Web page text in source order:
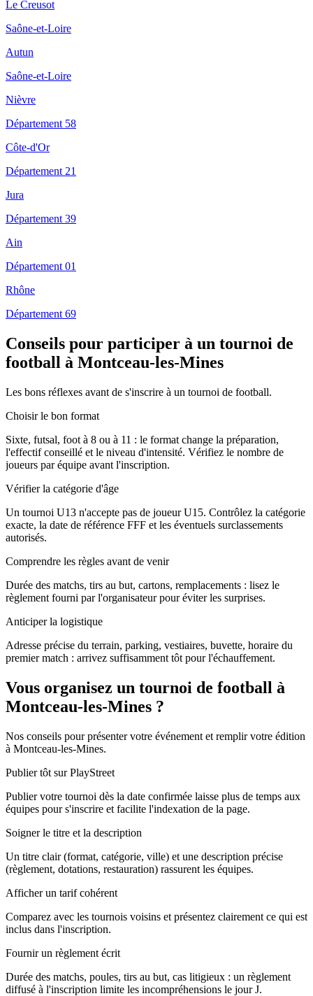
Le Creusot
Saône-et-Loire
Autun
Saône-et-Loire
Nièvre
Département 58
Côte-d'Or
Département 21
Jura
Département 39
Ain
Département 01
Rhône
Département 69
Conseils pour participer à un tournoi de
football à Montceau-les-Mines
Les bons réflexes avant de s'inscrire à un tournoi de football.
Choisir le bon format
Sixte, futsal, foot à 8 ou à 11 : le format change la préparation,
l'effectif conseillé et le niveau d'intensité. Vérifiez le nombre de
joueurs par équipe avant l'inscription.
Vérifier la catégorie d'âge
Un tournoi U13 n'accepte pas de joueur U15. Contrôlez la catégorie
exacte, la date de référence FFF et les éventuels surclassements
autorisés.
Comprendre les règles avant de venir
Durée des matchs, tirs au but, cartons, remplacements : lisez le
règlement fourni par l'organisateur pour éviter les surprises.
Anticiper la logistique
Adresse précise du terrain, parking, vestiaires, buvette, horaire du
premier match : arrivez suffisamment tôt pour l'échauffement.
Vous organisez un tournoi de football à
Montceau-les-Mines ?
Nos conseils pour présenter votre événement et remplir votre édition
à Montceau-les-Mines.
Publier tôt sur PlayStreet
Publier votre tournoi dès la date confirmée laisse plus de temps aux
équipes pour s'inscrire et facilite l'indexation de la page.
Soigner le titre et la description
Un titre clair (format, catégorie, ville) et une description précise
(règlement, dotations, restauration) rassurent les équipes.
Afficher un tarif cohérent
Comparez avec les tournois voisins et présentez clairement ce qui est
inclus dans l'inscription.
Fournir un règlement écrit
Durée des matchs, poules, tirs au but, cas litigieux : un règlement
diffusé à l'inscription limite les incompréhensions le jour J.